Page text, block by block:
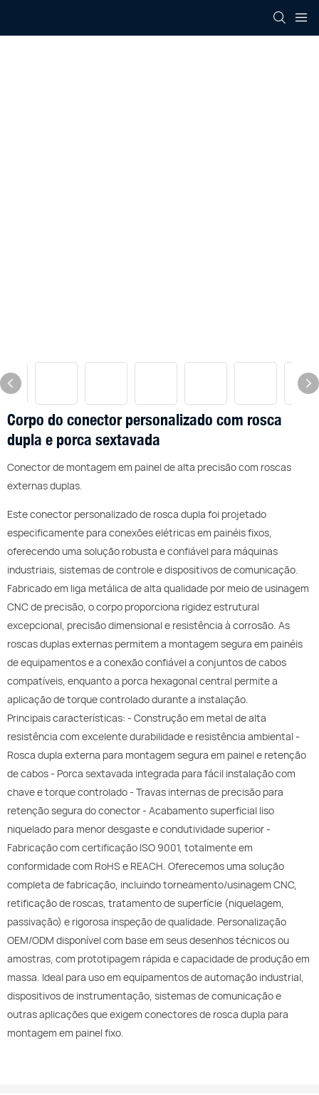
Corpo do conector personalizado com rosca
dupla e porca sextavada
Conector de montagem em painel de alta precisão com roscas
externas duplas.
Este conector personalizado de rosca dupla foi projetado
especificamente para conexões elétricas em painéis fixos,
oferecendo uma solução robusta e confiável para máquinas
industriais, sistemas de controle e dispositivos de comunicação.
Fabricado em liga metálica de alta qualidade por meio de usinagem
CNC de precisão, o corpo proporciona rigidez estrutural
excepcional, precisão dimensional e resistência à corrosão. As
roscas duplas externas permitem a montagem segura em painéis
de equipamentos e a conexão confiável a conjuntos de cabos
compatíveis, enquanto a porca hexagonal central permite a
aplicação de torque controlado durante a instalação.
Principais características: - Construção em metal de alta
resistência com excelente durabilidade e resistência ambiental -
Rosca dupla externa para montagem segura em painel e retenção
de cabos - Porca sextavada integrada para fácil instalação com
chave e torque controlado - Travas internas de precisão para
retenção segura do conector - Acabamento superficial liso
niquelado para menor desgaste e condutividade superior -
Fabricação com certificação ISO 9001, totalmente em
conformidade com RoHS e REACH. Oferecemos uma solução
completa de fabricação, incluindo torneamento/usinagem CNC,
retificação de roscas, tratamento de superfície (niquelagem,
passivação) e rigorosa inspeção de qualidade. Personalização
OEM/ODM disponível com base em seus desenhos técnicos ou
amostras, com prototipagem rápida e capacidade de produção em
massa. Ideal para uso em equipamentos de automação industrial,
dispositivos de instrumentação, sistemas de comunicação e
outras aplicações que exigem conectores de rosca dupla para
montagem em painel fixo.